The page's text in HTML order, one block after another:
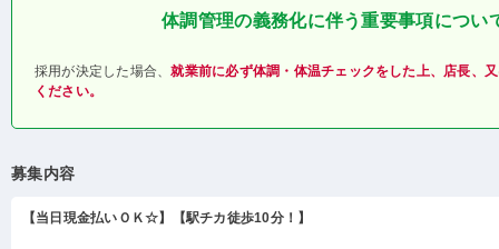
体調管理の義務化に伴う重要事項につい
採用が決定した場合、就業前に必ず体調・体温チェックをした上、店長、
ください。
募集内容
【当日現金払いＯＫ☆】【駅チカ徒歩10分！】